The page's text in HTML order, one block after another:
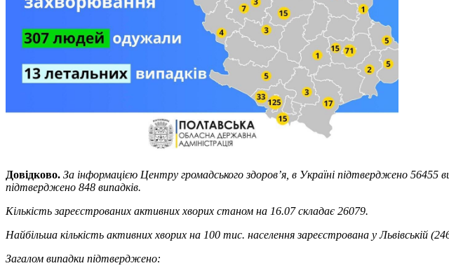
Довідково. За інформацією Центру громадського здоров’я, в Україні підтверджено
підтверджено 848 випадків.
Кількість зареєстрованих активних хворих станом на 16.07 складає 26079.
Найбільша кількість активних хворих на 100 тис. населення зареєстрована у Львівській
Загалом випадки підтверджено: